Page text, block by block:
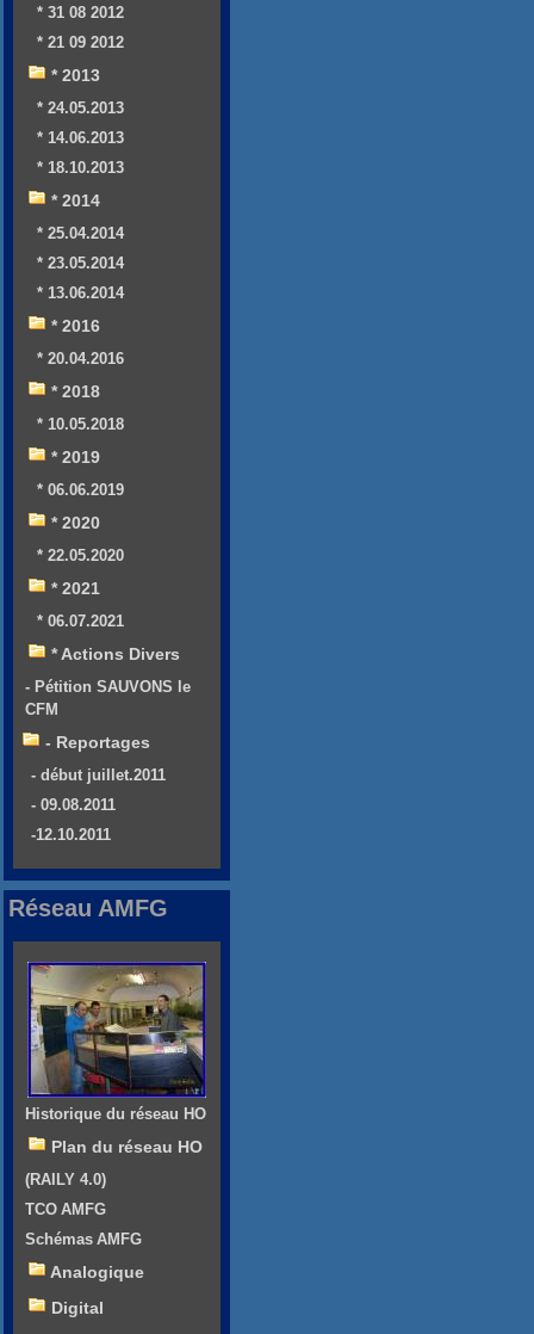
* 31 08 2012
* 21 09 2012
* 2013
* 24.05.2013
* 14.06.2013
* 18.10.2013
* 2014
* 25.04.2014
* 23.05.2014
* 13.06.2014
* 2016
* 20.04.2016
* 2018
* 10.05.2018
* 2019
* 06.06.2019
* 2020
* 22.05.2020
* 2021
* 06.07.2021
* Actions Divers
- Pétition SAUVONS le
CFM
- Reportages
- début juillet.2011
- 09.08.2011
-12.10.2011
Réseau AMFG
Historique du réseau HO
Plan du réseau HO
(RAILY 4.0)
TCO AMFG
Schémas AMFG
Analogique
Digital